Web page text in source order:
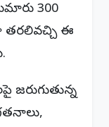
300
ఈ
జరుగుతున్న